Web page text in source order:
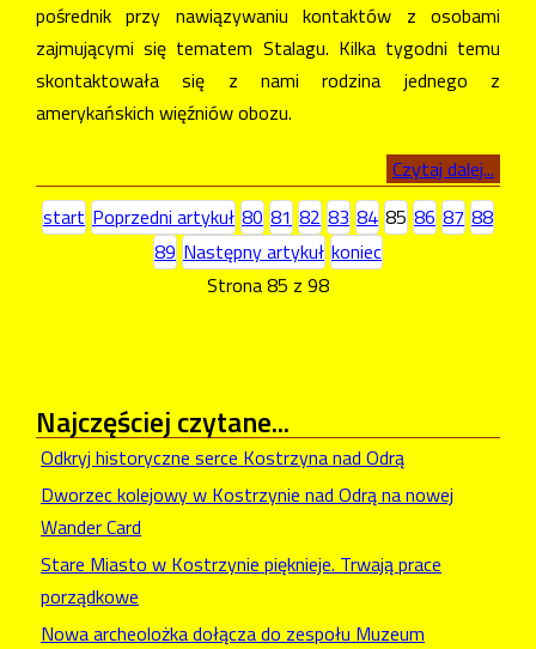
pośrednik przy nawiązywaniu kontaktów z osobami
zajmującymi się tematem Stalagu. Kilka tygodni temu
skontaktowała się z nami rodzina jednego z
amerykańskich więźniów obozu.
Czytaj dalej...
start Poprzedni artykuł 80 81 82 83 84 85 86 87 88
89 Następny artykuł koniec
Strona 85 z 98
Najczęściejczytane...
Odkryj historyczne serce Kostrzyna nad Odrą
Dworzec kolejowy w Kostrzynie nad Odrą na nowej
Wander Card
Stare Miasto w Kostrzynie pięknieje. Trwają prace
porządkowe
Nowa archeolożka dołącza do zespołu Muzeum